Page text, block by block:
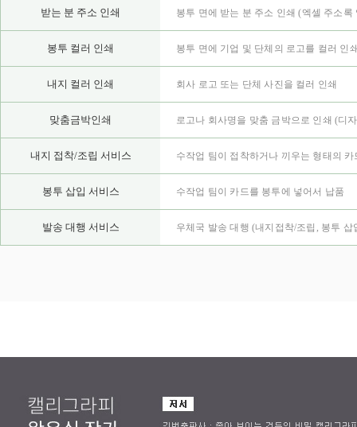
받는 분 주소 인쇄 봉투 면에 받는 분 주소 인쇄 (엑셀 주소
봉투 컬러 인쇄 봉투 면에 기업 및 단체의 로고를 컬러 인
내지 컬러 인쇄 회사 로고 또는 단체 사진을 컬러 인쇄
맞춤금박인쇄 로고나 회사명을 맞춤 금박으로 인쇄 (디
내지 접착/조립 서비스 수작업 팀이 접착하거나 끼우는 형태의
봉투 삽입 서비스 수작업 팀이 카드를 봉투에 넣어서 납품
발송 대행 서비스 우체국 발송 대행 (내지접착/조립, 봉투